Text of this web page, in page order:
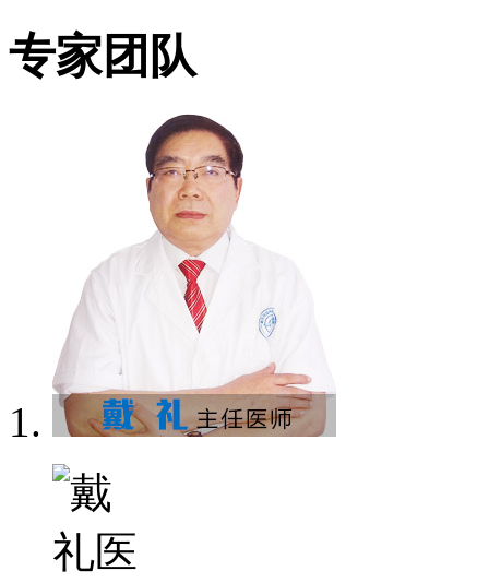
专家团队